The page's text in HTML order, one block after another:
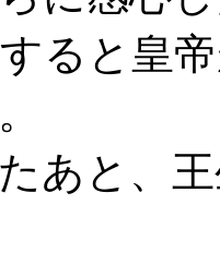
ると皇
あと、